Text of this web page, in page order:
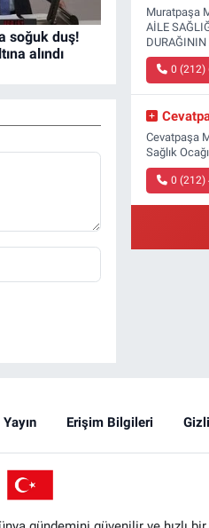
soğuk duş!
alındı
Muratpaşa
AİLE
DURAĞININ
0 (212)
Cevatpaşa
Sağlık
0 (212)
Yayın Erişim Bilgileri